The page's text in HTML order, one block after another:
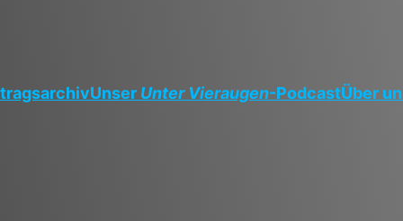
Unser Unter Vieraugen-PodcastÜber